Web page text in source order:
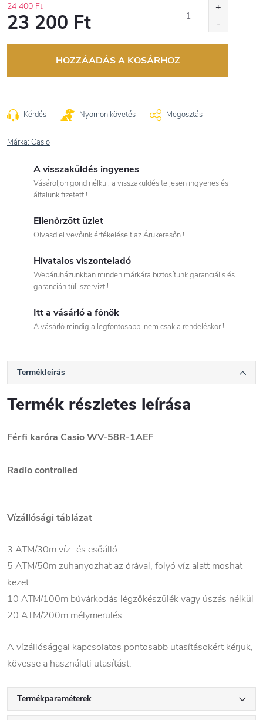
24 400 Ft
23 200 Ft
HOZZÁADÁS A KOSÁRHOZ
Kérdés Nyomon követés Megosztás
Márka: Casio
A visszaküldés ingyenes
Vásároljon gond nélkül, a visszaküldés teljesen ingyenes és
általunk fizetett !
Ellenőrzött üzlet
Olvasd el vevőink értékeléseit az Árukeresőn !
Hivatalos viszonteladó
Webáruházunkban minden márkára biztosítunk garanciális és
garancián túli szervizt !
Itt a vásárló a főnök
A vásárló mindig a legfontosabb, nem csak a rendeléskor !
Termékleírás
Termék részletes leírása
Férfi karóra CasioWV-58R-1AEF
Radio controlled
Vízállósági táblázat
3 ATM/30m víz- és esőálló
5 ATM/50m zuhanyozhat az órával, folyó víz alatt moshat
kezet.
10 ATM/100m búvárkodás légzőkészülék vagy úszás nélkül
20 ATM/200m mélymerülés
A vízállósággal kapcsolatos pontosabb utasításokért kérjük,
kövesse a használati utasítást.
Termékparaméterek